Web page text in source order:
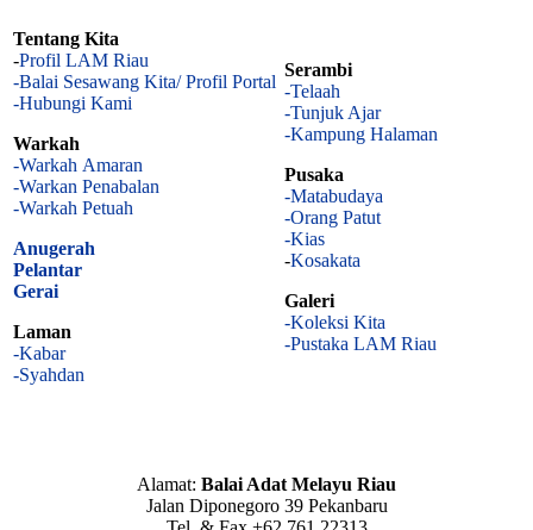
Tentang Kita
-Profil LAM Riau
-Balai Sesawang Kita/ Profil Portal
-Hubungi Kami
Warkah
-Warkah Amaran
-Warkan Penabalan
-Warkah Petuah
Anugerah
Pelantar
Gerai
Laman
-Kabar
-Syahdan
Serambi
-Telaah
-Tunjuk Ajar
-Kampung Halaman
Pusaka
-Matabudaya
-Orang Patut
-Kias
-Kosakata
Galeri
-Koleksi Kita
-Pustaka LAM Riau
Alamat: Balai Adat Melayu Riau
Jalan Diponegoro 39 Pekanbaru